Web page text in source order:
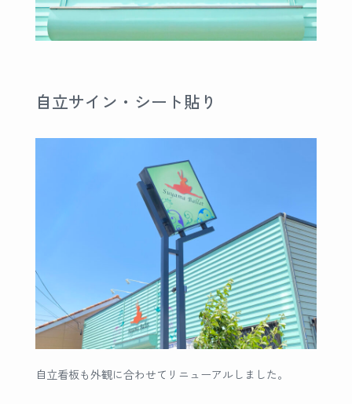
自立サイン・シート貼り
自立看板も外観に合わせてリニューアルしました。